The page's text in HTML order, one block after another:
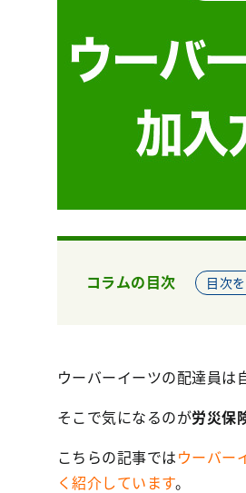
コラムの目次 目次
ウーバーイーツの配達員は
そこで気になるのが労災保
こちらの記事では ウーバー
く紹介しています。